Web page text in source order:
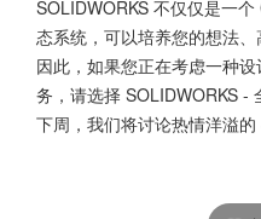
SOLIDWORKS 不仅仅是一
态系统，可以培养您的想法、
因此，如果您正在考虑一种
务，请选择 SOLIDWORKS -
下周，我们将讨论热情洋溢的